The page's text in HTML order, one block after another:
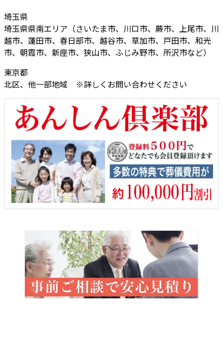
埼玉県
埼玉県県南エリア（さいたま市、川口市、蕨市、上尾市、川
越市、蓮田市、春日部市、越谷市、草加市、戸田市、和光
市、朝霞市、新座市、狭山市、ふじみ野市、所沢市など）
東京都
北区、他一部地域 ※詳しくお問い合わせください